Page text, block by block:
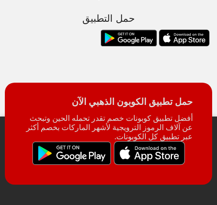
حمل التطبيق
حمل تطبيق الكوبون الذهبي الآن
أفضل تطبيق كوبونات خصم تقدر تحمله الحين وتبحث
عن آلاف الرموز الترويجية لأشهر الماركات بخصم أكثر
عبر تطبيق كل الكوبونات.